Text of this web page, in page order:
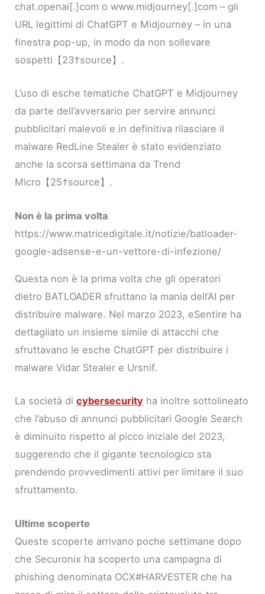
chat.openai[.]com o www.midjourney[.]com – gli
URL legittimi di ChatGPT e Midjourney – in una
finestra pop-up, in modo da non sollevare
sospetti【23†source】.
L’uso di esche tematiche ChatGPT e Midjourney
da parte dell’avversario per servire annunci
pubblicitari malevoli e in definitiva rilasciare il
malware RedLine Stealer è stato evidenziato
anche la scorsa settimana da Trend
Micro【25†source】.
Non è la prima volta
https://www.matricedigitale.it/notizie/batloader-
google-adsense-e-un-vettore-di-infezione/
Questa non è la prima volta che gli operatori
dietro BATLOADER sfruttano la mania dell’AI per
distribuire malware. Nel marzo 2023, eSentire ha
dettagliato un insieme simile di attacchi che
sfruttavano le esche ChatGPT per distribuire i
malware Vidar Stealer e Ursnif.
La società dicybersecurity ha inoltre sottolineato
che l’abuso di annunci pubblicitari Google Search
è diminuito rispetto al picco iniziale del 2023,
suggerendo che il gigante tecnologico sta
prendendo provvedimenti attivi per limitare il suo
sfruttamento.
Ultime scoperte
Queste scoperte arrivano poche settimane dopo
che Securonix ha scoperto una campagna di
phishing denominata OCX#HARVESTER che ha